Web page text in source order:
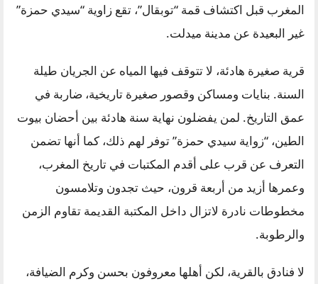
المغرب قبل اكتشاف قمة “توبقال”، تقع زاوية “سيدي حمزة”
غير البعيدة عن مدينة ميدلت.
قرية صغيرة هادئة، لا تتوقف فيها المياه عن الجريان طيلة
السنة. بنايات ومساكن وقصور صغيرة تاريخية، ضاربة في
عمق التاريخ. لمن يفضلون نهاية سنة هادئة بين أحضان بيوت
الطين، “زواية سيدي حمزة” توفر لهم ذلك، كما أنها تضمن
التعرف عن قرب على أقدم المكتبات في تاريخ المغرب،
وعمرها أزيد من أربعة قرون، حيث تجدون وتلامسون
مخطوطات نادرة لاتزال داخل المكتبة القديمة تقاوم الزمن
والرطوبة.
لا فنادق بالقرية، لكن أهلها معروفون بحسن وكرم الضيافة،